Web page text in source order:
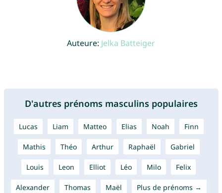
Auteure: Jelka Batteiger
D'autres prénoms masculins populaires
Lucas Liam Matteo Elias Noah Finn
Mathis Théo Arthur Raphaël Gabriel
Louis Leon Elliot Léo Milo Felix
Alexander Thomas Maël Plus de prénoms →